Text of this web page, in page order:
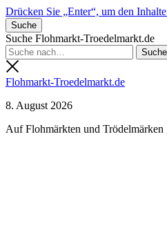
Drücken Sie „Enter“, um den
Suche
Suche Flohmarkt-Troedelmarkt.de
Flohmarkt-Troedelmarkt.de
8. August 2026
Auf Flohmärkten und Trödelmärken